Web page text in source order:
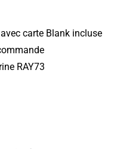
carte Blank incluse
RAY73